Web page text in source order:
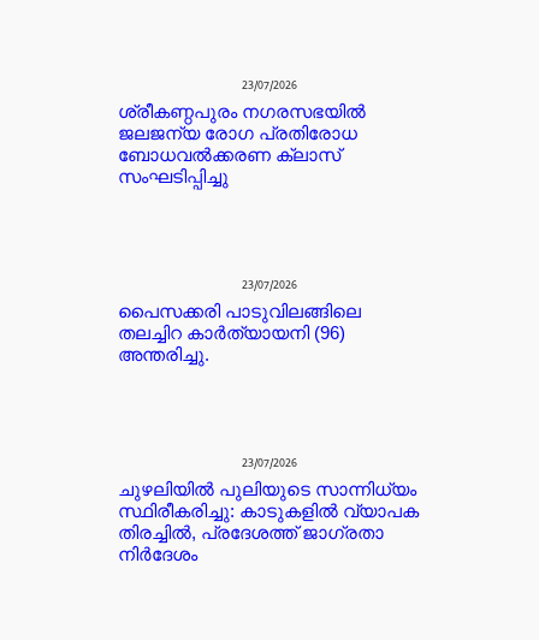
23/07/2026
ശ്രീകണ്ഠപുരം നഗരസഭയിൽ
ജലജന്യ രോഗ പ്രതിരോധ
ബോധവൽക്കരണ ക്ലാസ്
സംഘടിപ്പിച്ചു
23/07/2026
പൈസക്കരി പാടുവിലങ്ങിലെ
തലച്ചിറ കാർത്യായനി (96)
അന്തരിച്ചു.
23/07/2026
ചുഴലിയിൽ പുലിയുടെ സാന്നിധ്യം
സ്ഥിരീകരിച്ചു: കാടുകളിൽ വ്യാപക
തിരച്ചിൽ, പ്രദേശത്ത് ജാഗ്രതാ
നിർദേശം